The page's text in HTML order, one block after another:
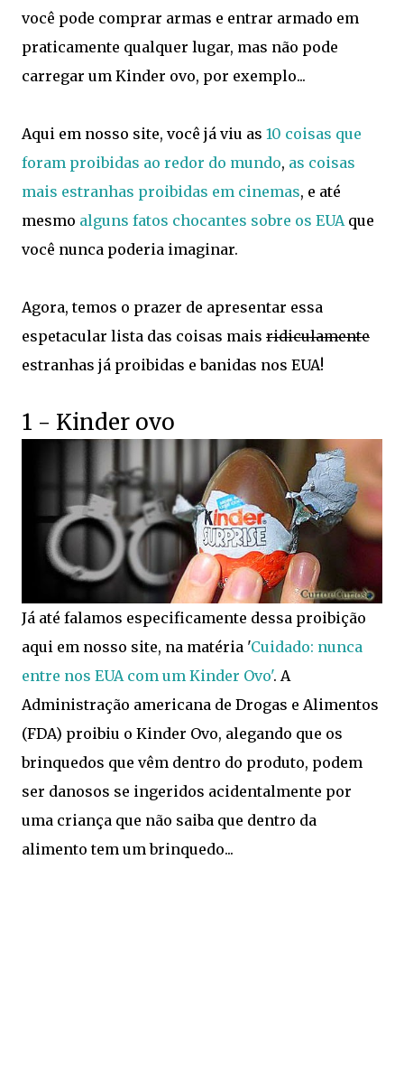
você pode comprar armas e entrar armado em
praticamente qualquer lugar, mas não pode
carregar um Kinder ovo, por exemplo...
Aqui em nosso site, você já viu as 10 coisas que
foram proibidas ao redor do mundo, as coisas
mais estranhas proibidas em cinemas, e até
mesmo alguns fatos chocantes sobre os EUAque
você nunca poderia imaginar.
Agora, temos o prazer de apresentar essa
espetacular lista das coisas mais ridiculamente
estranhas já proibidas e banidas nos EUA!
1 - Kinder ovo
Já até falamos especificamente dessa proibição
aqui em nosso site, na matéria 'Cuidado: nunca
entre nos EUA com um Kinder Ovo'. A
Administração americana de Drogas e Alimentos
(FDA) proibiu o Kinder Ovo, alegando que os
brinquedos que vêm dentro do produto, podem
ser danosos se ingeridos acidentalmente por
uma criança que não saiba que dentro da
alimento tem um brinquedo...